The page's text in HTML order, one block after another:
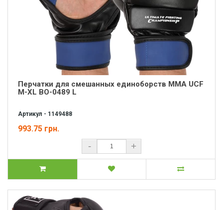
Перчатки для смешанных единоборств MMA UCF
М-XL BO-0489 L
Артикул - 1149488
993.75 грн.
- +